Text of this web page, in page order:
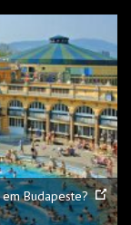
Budapeste?